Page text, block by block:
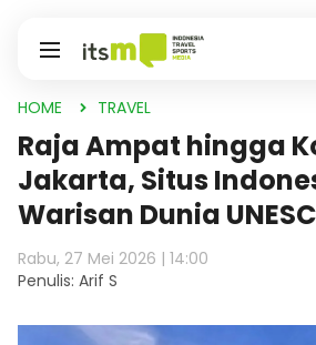
HOME TRAVEL
Raja Ampat hingga
Jakarta, Situs
Warisan Dunia
Rabu, 27 Mei 2026 | 14:00
Penulis: Arif S